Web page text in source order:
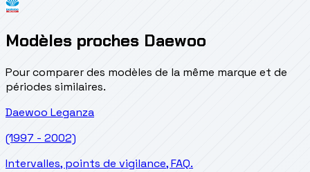
Modèles proches Daewoo
Pour comparer des modèles de la même marque et de
périodes similaires.
Daewoo Leganza
(1997 - 2002)
Intervalles, points de vigilance, FAQ.